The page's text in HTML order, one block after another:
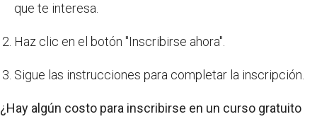
que te interesa.
Haz clic en el botón "Inscribirse ahora".
Sigue las instrucciones para completar la inscripción.
¿Hay algún costo para inscribirse en un curso gratuito